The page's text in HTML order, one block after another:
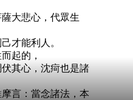
大悲心，代眾生
才能利人。
起的，
其心，沈疴也是諸
言：當念諸法，本